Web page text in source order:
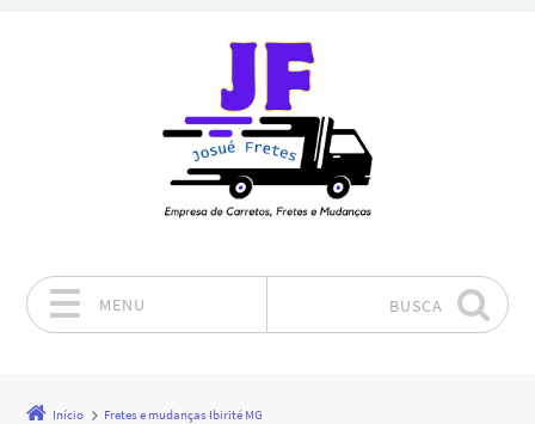
MENU BUSCA
Início Fretes e mudanças Ibirité MG